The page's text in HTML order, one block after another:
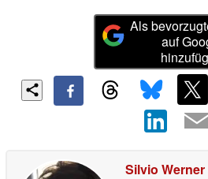
Als
auf
Silvio Werner